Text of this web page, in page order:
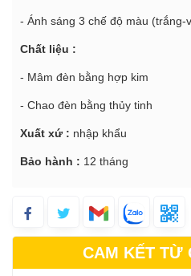
- Ánh sáng 3 chế độ màu (trắng-
Chất liệu :
- Mâm đèn bằng hợp kim
- Chao đèn bằng thủy tinh
Xuất xứ : nhập khẩu
Bảo hành : 12 tháng
CAM KẾT TỪ